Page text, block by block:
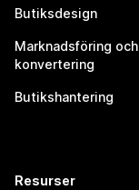
Butiksdesign
Marknadsföring och
konvertering
Butikshantering
Resurser